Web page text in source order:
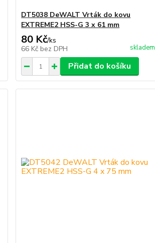
DT5038 DeWALT Vrták do kovu
EXTREME2 HSS-G 3 x 61 mm
80 Kč/ks
66 Kč bez DPH skladem
Přidat do košíku